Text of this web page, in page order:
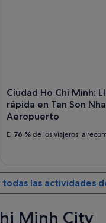
Ciudad Ho Chi Minh:
rápida en Tan Son
Aeropuerto
El 76 % de los viajeros la
todas las actividades
Minh City